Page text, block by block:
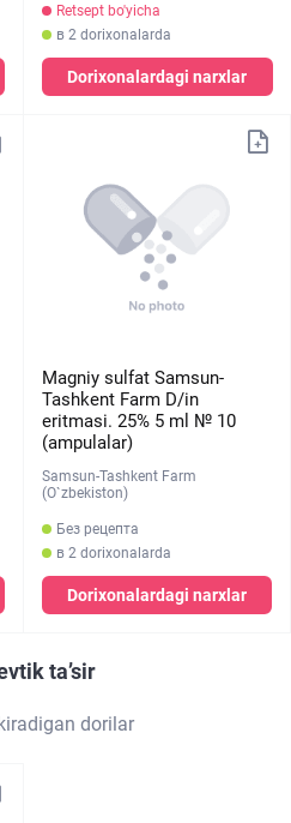
Retsept bo'yicha
в 2 dorixonalarda
Dorixonalardagi narxlar
Magniy sulfat Samsun-
Tashkent Farm D/in
eritmasi. 25% 5 ml № 10
(ampulalar)
Samsun-Tashkent Farm
(O`zbekiston)
Без рецепта
в 2 dorixonalarda
Dorixonalardagi narxlar
ta’sir
dorilar